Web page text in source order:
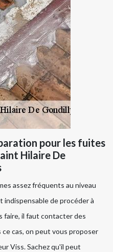
pour les fuites
Hilaire De
assez fréquents au niveau
indispensable de procéder à
faire, il faut contacter des
cas, on peut vous proposer
Viss. Sachez qu'il peut